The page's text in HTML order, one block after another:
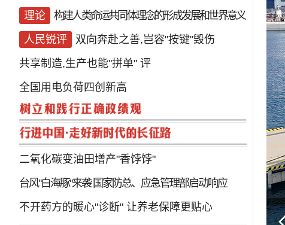
理论
构建人类命运共同体理念的形成发展和世界意义
人民锐评
双向奔赴之善,岂容"按键"毁伤
共享制造,生产也能"拼单" 评
全国用电负荷四创新高
二氧化碳变油田增产"香饽饽"
台风"白海豚"来袭 国家防总、应急管理部启动响应
不开药方的暖心"诊断" 让养老保障更贴心